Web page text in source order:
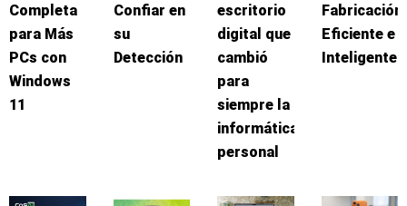
Completa
para Más
PCs con
Windows
11
Confiar en
su
Detección
escritorio
digital que
cambió
para
siempre la
informática
personal
Fabricación
Eficiente e
Inteligente